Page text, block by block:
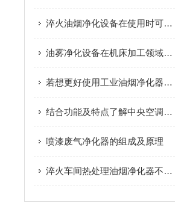
淬火油烟净化设备在使用时可能遇到哪些问题?如何解决?
油雾净化设备在机床加工领域的应用
若想更好使用工业油烟净化器合理的维保方法很重要
结合功能及特点了解中央空调循环空气净化器
喷漆废气净化器的组成及原理
淬火车间热处理油烟净化器不得不说的那些特点